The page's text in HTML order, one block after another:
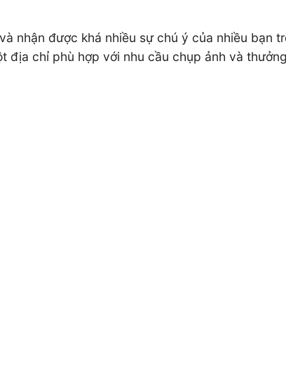
nhận được khá nhiều sự chú ý của nhiều bạn
địa chỉ phù hợp với nhu cầu chụp ảnh và